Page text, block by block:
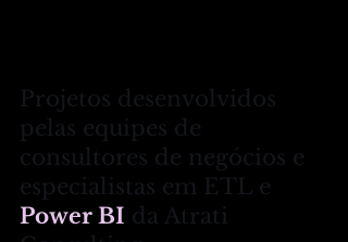
Projetos desenvolvidos
pelas equipes de
consultores de negócios e
especialistas em ETL e
Power BI da Atrati